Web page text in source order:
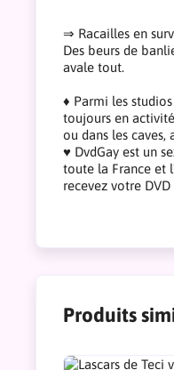
⇒ Racailles en
Des beurs de
avale tout.
♦ Parmi les
toujours en
ou dans les caves,
♥ DvdGay est un
toute la France et
recevez votre
Produits